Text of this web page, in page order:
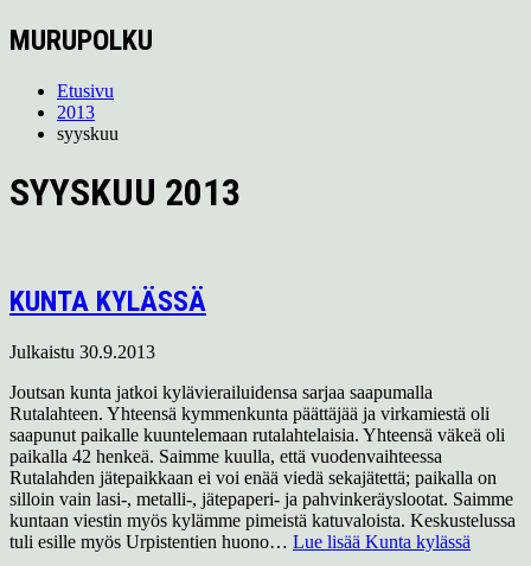
MURUPOLKU
Etusivu
2013
syyskuu
SYYSKUU 2013
KUNTA KYLÄSSÄ
Julkaistu 30.9.2013
Joutsan kunta jatkoi kylävierailuidensa sarjaa saapumalla
Rutalahteen. Yhteensä kymmenkunta päättäjää ja virkamiestä oli
saapunut paikalle kuuntelemaan rutalahtelaisia. Yhteensä väkeä oli
paikalla 42 henkeä. Saimme kuulla, että vuodenvaihteessa
Rutalahden jätepaikkaan ei voi enää viedä sekajätettä; paikalla on
silloin vain lasi-, metalli-, jätepaperi- ja pahvinkeräyslootat. Saimme
kuntaan viestin myös kylämme pimeistä katuvaloista. Keskustelussa
tuli esille myös Urpistentien huono… Lue lisää Kunta kylässä